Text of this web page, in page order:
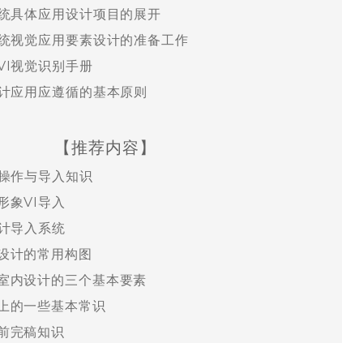
具体应用设计项目的展开
视觉应用要素设计的准备工作
视觉识别手册
应用应遵循的基本原则
【推荐内容】
作与导入知识
象VI导入
导入系统
计的常用构图
内设计的三个基本要素
的一些基本常识
完稿知识